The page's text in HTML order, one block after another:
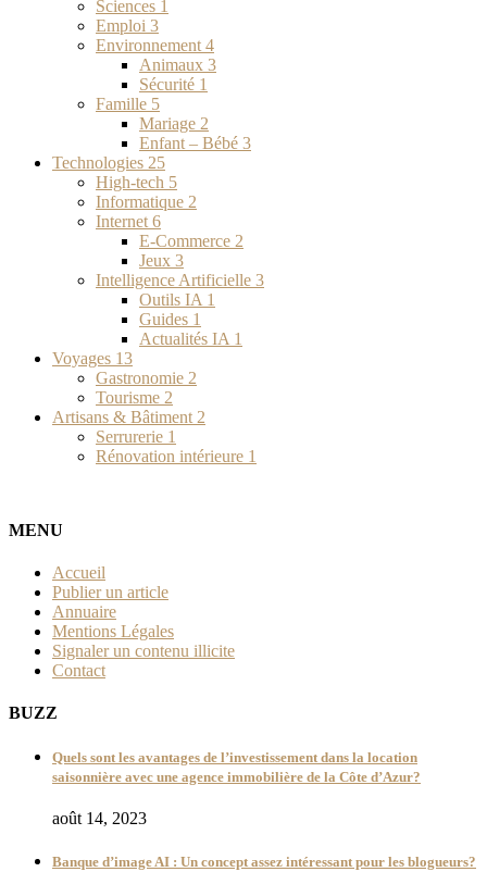
Sciences 1
Emploi 3
Environnement 4
Animaux 3
Sécurité 1
Famille 5
Mariage 2
Enfant – Bébé 3
Technologies 25
High-tech 5
Informatique 2
Internet 6
E-Commerce 2
Jeux 3
Intelligence Artificielle 3
Outils IA 1
Guides 1
Actualités IA 1
Voyages 13
Gastronomie 2
Tourisme 2
Artisans & Bâtiment 2
Serrurerie 1
Rénovation intérieure 1
MENU
Accueil
Publier un article
Annuaire
Mentions Légales
Signaler un contenu illicite
Contact
BUZZ
Quels sont les avantages de l’investissement dans la location
saisonnière avec une agence immobilière de la Côte d’Azur?
août 14, 2023
Banque d’image AI : Un concept assez intéressant pour les blogueurs?